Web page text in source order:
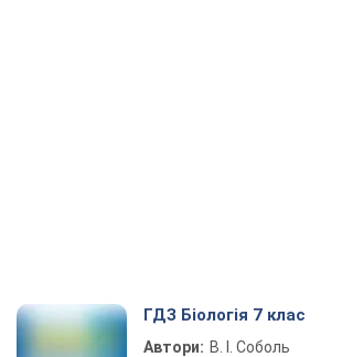
ГДЗ Біологія 7 клас
Автори: В. І. Соболь